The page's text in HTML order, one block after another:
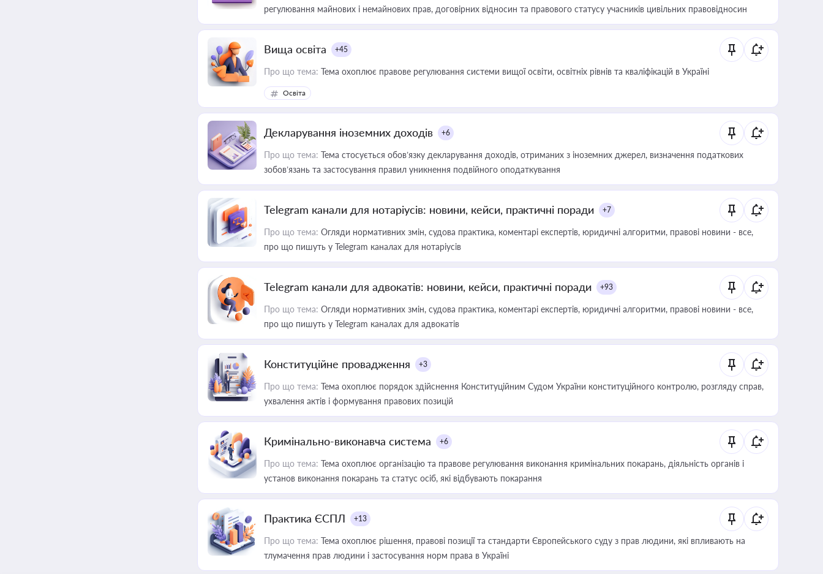
регулювання майнових і немайнових прав, договірних відносин та правового статусу учасників цивільних правовідносин
Вища освіта +45
Про що тема: Тема охоплює правове регулювання системи вищої освіти, освітніх рівнів та кваліфікацій в Україні
Освіта
Декларування іноземних доходів +6
Про що тема: Тема стосується обов’язку декларування доходів, отриманих з іноземних джерел, визначення податкових
зобов’язань та застосування правил уникнення подвійного оподаткування
Telegram канали для нотаріусів: новини, кейси, практичні поради +7
Про що тема: Огляди нормативних змін, судова практика, коментарі експертів, юридичні алгоритми, правові новини - все,
про що пишуть у Telegram каналах для нотаріусів
Telegram канали для адвокатів: новини, кейси, практичні поради +93
Про що тема: Огляди нормативних змін, судова практика, коментарі експертів, юридичні алгоритми, правові новини - все,
про що пишуть у Telegram каналах для адвокатів
Конституційне провадження +3
Про що тема: Тема охоплює порядок здійснення Конституційним Судом України конституційного контролю, розгляду справ,
ухвалення актів і формування правових позицій
Кримінально-виконавча система +6
Про що тема: Тема охоплює організацію та правове регулювання виконання кримінальних покарань, діяльність органів і
установ виконання покарань та статус осіб, які відбувають покарання
Практика ЄСПЛ +13
Про що тема: Тема охоплює рішення, правові позиції та стандарти Європейського суду з прав людини, які впливають на
тлумачення прав людини і застосування норм права в Україні